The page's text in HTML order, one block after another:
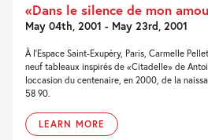
«Dans le silence de mon
May 04th, 2001 - May 23rd, 2001
À l'Espace Saint-Exupéry, Paris, Carmelle
neuf tableaux inspirés de «Citadelle» de
loccasion du centenaire, en 2000, de la
58 90.
LEARN MORE